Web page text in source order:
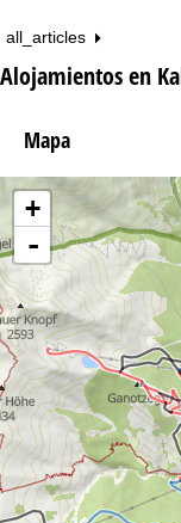
all_articles
Alojamientos en
Mapa
+
-